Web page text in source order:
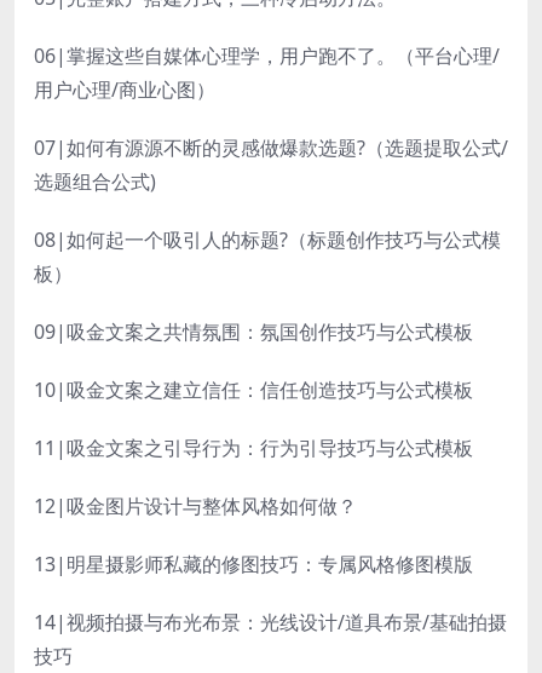
06|掌握这些自媒体心理学，用户跑不了。（平台心理/
用户心理/商业心图）
07|如何有源源不断的灵感做爆款选题?（选题提取公式/
选题组合公式)
08|如何起一个吸引人的标题?（标题创作技巧与公式模
板）
09|吸金文案之共情氛围：氛国创作技巧与公式模板
10|吸金文案之建立信任：信任创造技巧与公式模板
11|吸金文案之引导行为：行为引导技巧与公式模板
12|吸金图片设计与整体风格如何做？
13|明星摄影师私藏的修图技巧：专属风格修图模版
14|视频拍摄与布光布景：光线设计/道具布景/基础拍摄
技巧